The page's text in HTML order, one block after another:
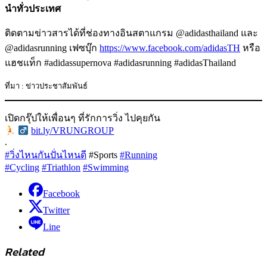
นำทั่วประเทศ
ติดตามข่าวสารได้ที่ช่องทางอินสตาแกรม @adidasthailand และ
@adidasrunning เฟซบุ๊ก https://www.facebook.com/adidasTH หรือ
แฮชแท็ก #adidassupernova #adidasrunning #adidasThailand
ที่มา : ข่าวประชาสัมพันธ์
เปิดกรุ๊ปให้เพื่อนๆ ที่รักการวิ่ง ไปคุยกัน
bit.ly/VRUNGROUP
.
#วิ่งไหนกันปั่นไหนดี #Sports #Running
#Cycling #Triathlon #Swimming
Facebook
Twitter
Line
Related